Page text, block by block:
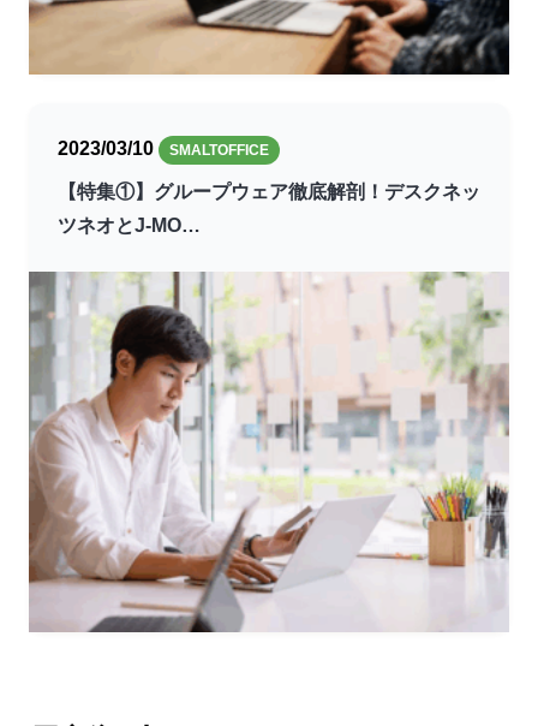
2023/03/10 SMALTOFFICE
【特集①】グループウェア徹底解剖！デスクネッ
ツネオとJ-MO…